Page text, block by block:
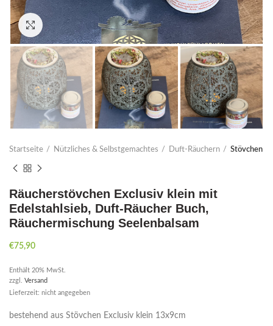
Click to enlarge
Startseite Nützliches & Selbstgemachtes Duft-Räuchern Stövchen
Räucherstövchen Exclusiv klein mit
Edelstahlsieb, Duft-Räucher Buch,
Räuchermischung Seelenbalsam
€75,90
Enthält 20% MwSt.
zzgl. Versand
Lieferzeit: nicht angegeben
bestehend aus Stövchen Exclusiv klein 13x9cm